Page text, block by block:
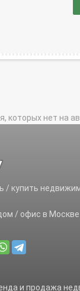
которых нет на
/ купить
/ офис в Москве